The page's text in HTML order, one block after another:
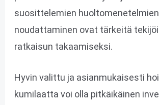
suosittelemien huoltomenetelmien
noudattaminen ovat tärkeitä
ratkaisun takaamiseksi.
Hyvin valittu ja asianmukaisesti
kumilaatta voi olla pitkäikäinen